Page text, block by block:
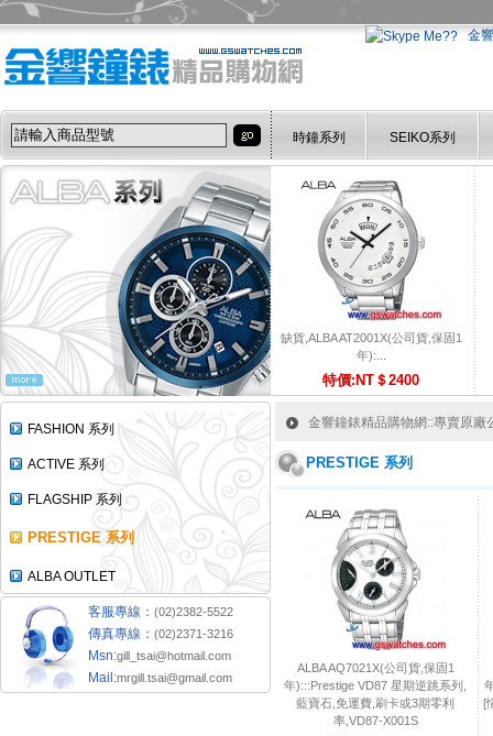
金
時鐘系列 SEIKO系列
缺貨,ALBA AT2001X(公司貨,保固1
年):...
特價:NT＄2400
FASHION 系列
ACTIVE 系列
FLAGSHIP 系列
PRESTIGE 系列
ALBA OUTLET
客服專線： (02)2382-5522
傳真專線： (02)2371-3216
Msn:gill_tsai@hotmail.com
Mail:mrgill.tsai@gmail.com
金響鐘錶精品購物網::專賣原廠
PRESTIGE 系列
ALBA AQ7021X(公司貨,保固1
年):::Prestige VD87 星期逆跳系列,
藍寶石,免運費,刷卡或3期零利
率,VD87-X001S
[